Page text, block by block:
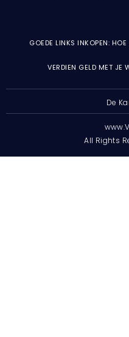
GOEDE LINKS INKOPEN:
VERDIEN GELD MET JE
De
All Rights